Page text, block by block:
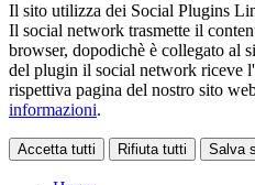
Il sito utilizza dei Social Plugins
Il social network trasmette il
browser, dopodichè è collegato al
del plugin il social network riceve
rispettiva pagina del nostro sito
informazioni.
Accetta tutti Rifiuta tutti Salva